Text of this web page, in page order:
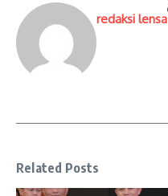
redaksi lensa
Related Posts